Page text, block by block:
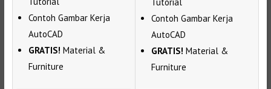
Contoh Gambar Kerja
AutoCAD
GRATIS! Material &
Furniture
Contoh Gambar Kerja
AutoCAD
GRATIS! Material &
Furniture